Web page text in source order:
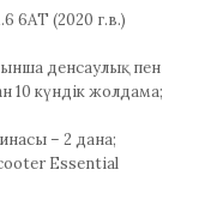
6AT (2020 г.в.)
денсаулық пен
10 күндік жолдама;
– 2 дана;
Essential